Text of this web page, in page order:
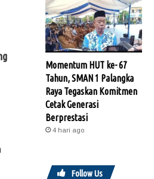
Momentum HUT ke- 67
Tahun, SMAN 1 Palangka
Raya Tegaskan Komitmen
Cetak Generasi
Berprestasi
4 hari ago
Follow Us